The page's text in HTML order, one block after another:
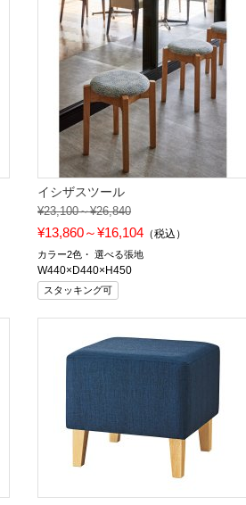
イシザスツール
¥23,100～¥26,840
¥13,860～¥16,104 （税込）
カラー2色 選べる張地
W440×D440×H450
スタッキング可